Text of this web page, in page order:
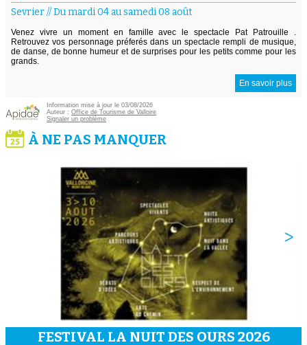
Sevrier//Du mardi 04 au samedi 08 août
Venez vivre un moment en famille avec le spectacle Pat Patrouille .
Retrouvez vos personnage préferés dans un spectacle rempli de musique,
de danse, de bonne humeur et de surprises pour les petits comme pour les
grands.
En savoir plus
Information mise à jour le 03/08/2026
Auteur : Office de Tourisme de Valloire
Signaler un problème
À NE PAS MANQUER
FESTIVAL LA NUIT DES OURS 2026